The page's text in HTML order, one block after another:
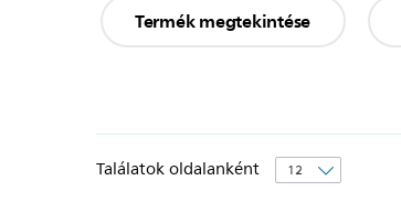
Termék megtekintése
Találatok oldalanként